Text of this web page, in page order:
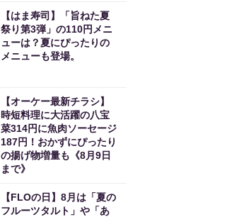
【はま寿司】「旨ねた夏
祭り第3弾」の110円メニ
ューは？夏にぴったりの
メニューも登場。
【オーケー最新チラシ】
時短料理に大活躍の八宝
菜314円に魚肉ソーセージ
187円！おかずにぴったり
の揚げ物増量も《8月9日
まで》
【FLOの日】8月は「夏の
フルーツタルト」や「あ